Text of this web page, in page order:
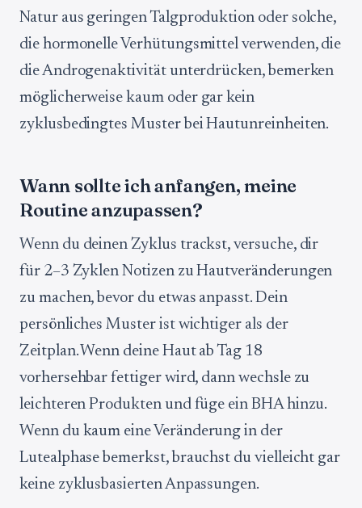
Natur aus geringen Talgproduktion oder solche,
die hormonelle Verhütungsmittel verwenden, die
die Androgenaktivität unterdrücken, bemerken
möglicherweise kaum oder gar kein
zyklusbedingtes Muster bei Hautunreinheiten.
Wann sollte ich anfangen, meine
Routine anzupassen?
Wenn du deinen Zyklus trackst, versuche, dir
für 2–3 Zyklen Notizen zu Hautveränderungen
zu machen, bevor du etwas anpasst. Dein
persönliches Muster ist wichtiger als der
Zeitplan. Wenn deine Haut ab Tag 18
vorhersehbar fettiger wird, dann wechsle zu
leichteren Produkten und füge ein BHA hinzu.
Wenn du kaum eine Veränderung in der
Lutealphase bemerkst, brauchst du vielleicht gar
keine zyklusbasierten Anpassungen.